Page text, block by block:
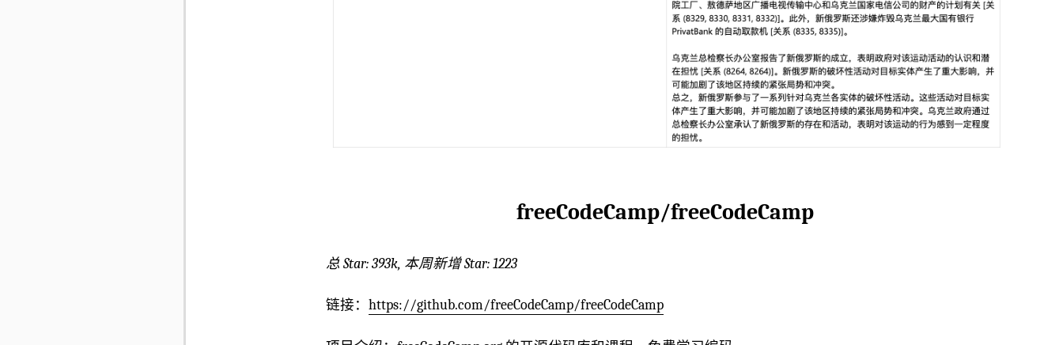
freeCodeCamp/freeCodeCamp
总 Star: 393k, 本周新增 Star: 1223
链接： https://github.com/freeCodeCamp/freeCodeCamp